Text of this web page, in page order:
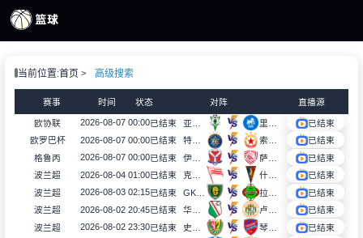
播
闻
当前位置:首页 高级搜索
赛事 时间 状态 对阵 直播源
欧协联 2026-08-07 00:00已结束
已结束
欧罗巴杯
2026-08-07 00:00已结束
已结束
格鲁丙
2026-08-07 00:00已结束
已结束
波兰超
2026-08-04 01:00已结束
已结束
波兰超
2026-08-03 02:15已结束
已结束
波兰超
2026-08-02 20:45已结束
已结束
波兰超
2026-08-02 23:30已结束
已结束